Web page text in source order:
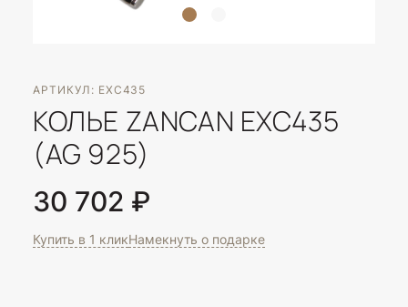
АРТИКУЛ: EXC435
КОЛЬЕ ZANCAN EXC435
(AG 925)
30 702 ₽
Купить в 1 кликНамекнуть о подарке